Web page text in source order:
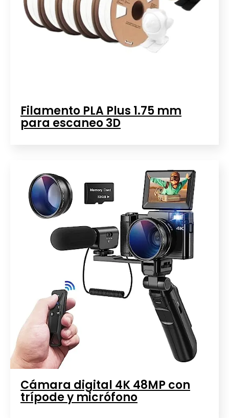
Filamento PLA Plus 1.75 mm
para escaneo 3D
Cámara digital 4K 48MP con
trípode y micrófono